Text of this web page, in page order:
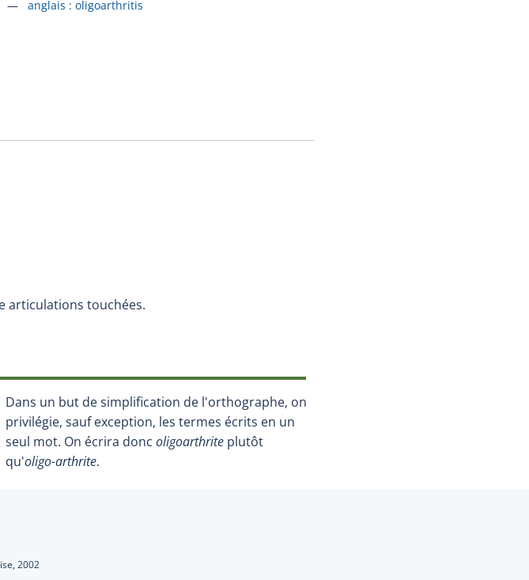
Accéder à la fiche en
anglais : oligoarthritis
articulations touchées.
Dans un but de simplification de l'orthographe, on
privilégie, sauf exception, les termes écrits en un
seul mot. On écrira donc oligoarthrite plutôt
qu'oligo-arthrite.
2002